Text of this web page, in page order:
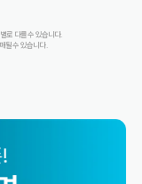
로 다를 수 있습니다.
될 수 있습니다.